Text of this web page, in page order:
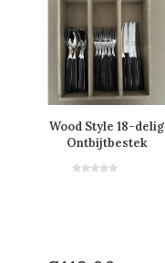
Wood Style 18-delig
Ontbijtbestek